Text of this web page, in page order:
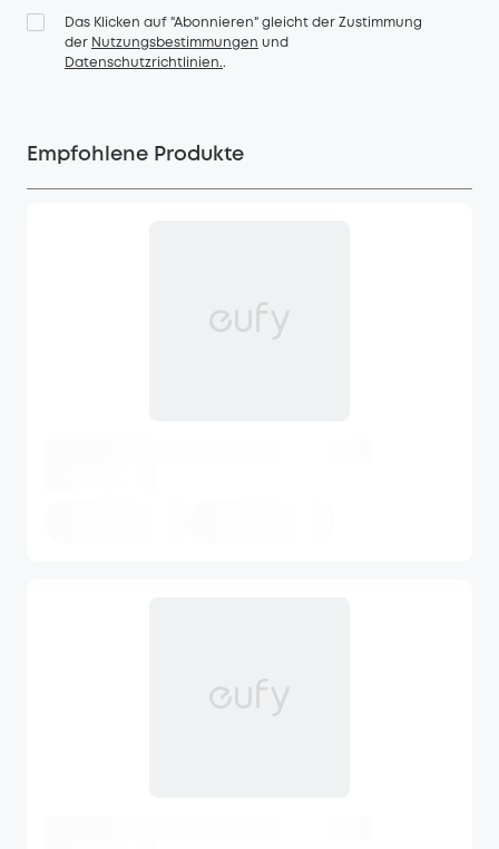
Das Klicken auf "Abonnieren" gleicht der Zustimmung
der Nutzungsbestimmungen und
Datenschutzrichtlinien..
Empfohlene Produkte